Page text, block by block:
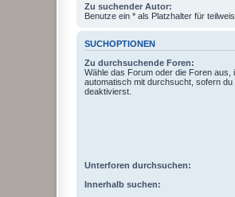
Zu suchender Autor:
Benutze ein * als Platzhalter für
SUCHOPTIONEN
Zu durchsuchende Foren:
Wähle das Forum oder die Foren
automatisch mit durchsucht, sofern
deaktivierst.
Unterforen durchsuchen:
Innerhalb suchen: